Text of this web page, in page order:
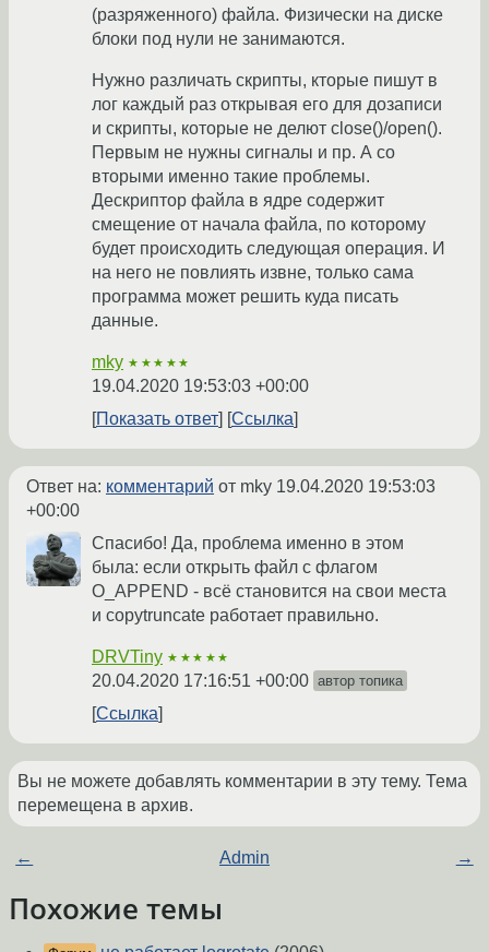
(разряженного) файла. Физически на диске
блоки под нули не занимаются.
Нужно различать скрипты, кторые пишут в
лог каждый раз открывая его для дозаписи
и скрипты, которые не делют close()/open().
Первым не нужны сигналы и пр. А со
вторыми именно такие проблемы.
Дескриптор файла в ядре содержит
смещение от начала файла, по которому
будет происходить следующая операция. И
на него не повлиять извне, только сама
программа может решить куда писать
данные.
mky ★★★★★
19.04.2020 19:53:03 +00:00
Показать ответ
Ссылка
Ответ на: комментарий от mky 19.04.2020 19:53:03
+00:00
Спасибо! Да, проблема именно в этом
была: если открыть файл с флагом
O_APPEND - всё становится на свои места
и copytruncate работает правильно.
DRVTiny ★★★★★
20.04.2020 17:16:51 +00:00 автор топика
Ссылка
Вы не можете добавлять комментарии в эту тему. Тема
перемещена в архив.
← Admin →
Похожие темы